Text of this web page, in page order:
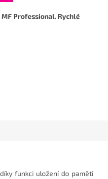
Professional. Rychlé
funkci uložení do paměti